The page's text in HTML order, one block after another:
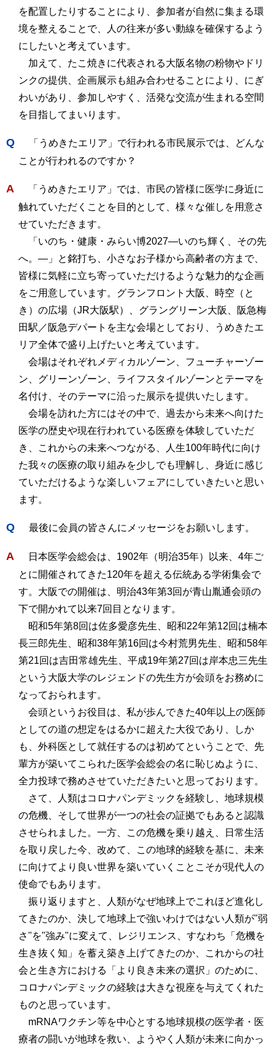
を配置したりすることにより、参加者が自然に集まる環
境を整えることで、人の往来が多い動線を確保するよう
にしたいと考えています。
加えて、たこ焼きに代表される大阪名物の粉物やドリ
ンクの提供、企画展示も組み合わせることにより、にぎ
わいがあり、参加しやすく、活発な交流が生まれる空間
を目指してまいります。
Q
「うめきたエリア」で行われる市民展示では、どんな
ことが行われるのですか？
A
「うめきたエリア」では、市民の皆様に医学に身近に
触れていただくことを目的として、様々な催しを用意さ
せていただきます。
「いのち・健康・みらい博2027―いのち輝く、その先
へ。―」と銘打ち、小さなお子様から高齢者の方まで、
皆様に気軽に立ち寄っていただけるような魅力的な企画
をご用意しています。グランフロント大阪、時空（と
き）の広場（JR大阪駅）、グラングリーン大阪、阪急梅
田駅／阪急デパートを主な会場としており、うめきたエ
リア全体で盛り上げたいと考えています。
会場はそれぞれメディカルゾーン、フューチャーゾー
ン、グリーンゾーン、ライフスタイルゾーンとテーマを
名付け、そのテーマに沿った展示を提供いたします。
会場を訪れた方にはその中で、過去から未来へ向けた
医学の歴史や現在行われている医療を体験していただ
き、これからの未来へつながる、人生100年時代に向け
た我々の医療の取り組みを少しでも理解し、身近に感じ
ていただけるような楽しいフェアにしていきたいと思い
ます。
Q 最後に会員の皆さんにメッセージをお願いします。
A
日本医学会総会は、1902年（明治35年）以来、4年ご
とに開催されてきた120年を超える伝統ある学術集会で
す。大阪での開催は、明治43年第3回が青山胤通会頭の
下で開かれて以来7回目となります。
昭和5年第8回は佐多愛彦先生、昭和22年第12回は楠本
長三郎先生、昭和38年第16回は今村荒男先生、昭和58年
第21回は吉田常雄先生、平成19年第27回は岸本忠三先生
という大阪大学のレジェンドの先生方が会頭をお務めに
なっておられます。
会頭というお役目は、私が歩んできた40年以上の医師
としての道の想定をはるかに超えた大役であり、しか
も、外科医として就任するのは初めてということで、先
輩方が築いてこられた医学会総会の名に恥じぬように、
全力投球で務めさせていただきたいと思っております。
さて、人類はコロナパンデミックを経験し、地球規模
の危機、そして世界が一つの社会の証拠でもあると認識
させられました。一方、この危機を乗り越え、日常生活
を取り戻した今、改めて、この地球的経験を基に、未来
に向けてより良い世界を築いていくことこそが現代人の
使命でもあります。
振り返りますと、人類がなぜ地球上でこれほど進化し
てきたのか、決して地球上で強いわけではない人類が"弱
さ"を"強み"に変えて、レジリエンス、すなわち「危機を
生き抜く知」を蓄え築き上げてきたのか、これからの社
会と生き方における「より良き未来の選択」のために、
コロナパンデミックの経験は大きな視座を与えてくれた
ものと思っています。
mRNAワクチン等を中心とする地球規模の医学者・医
療者の闘いが地球を救い、ようやく人類が未来に向かっ